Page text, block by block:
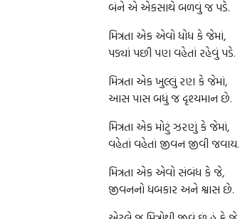
બંને એ એકસાથે બળવું જ પડે.
મિત્રતા એક એવો ધોધ કે જેમાં,
પડ્યાં પછી પણ વહેતાં રહેવું પડે.
મિત્રતા એક ખુલ્લું રણ કે જેમાં,
આસ પાસ બધું જ દૃશ્યમાન છે.
મિત્રતા એક મોટું ઝરણું કે જેમાં,
વહેતાં વહેતાં જીવન જીવી જવાય.
મિત્રતા એક એવો સંબંધ કે જે,
જીવનનો ધબકાર અને શ્વાસ છે.